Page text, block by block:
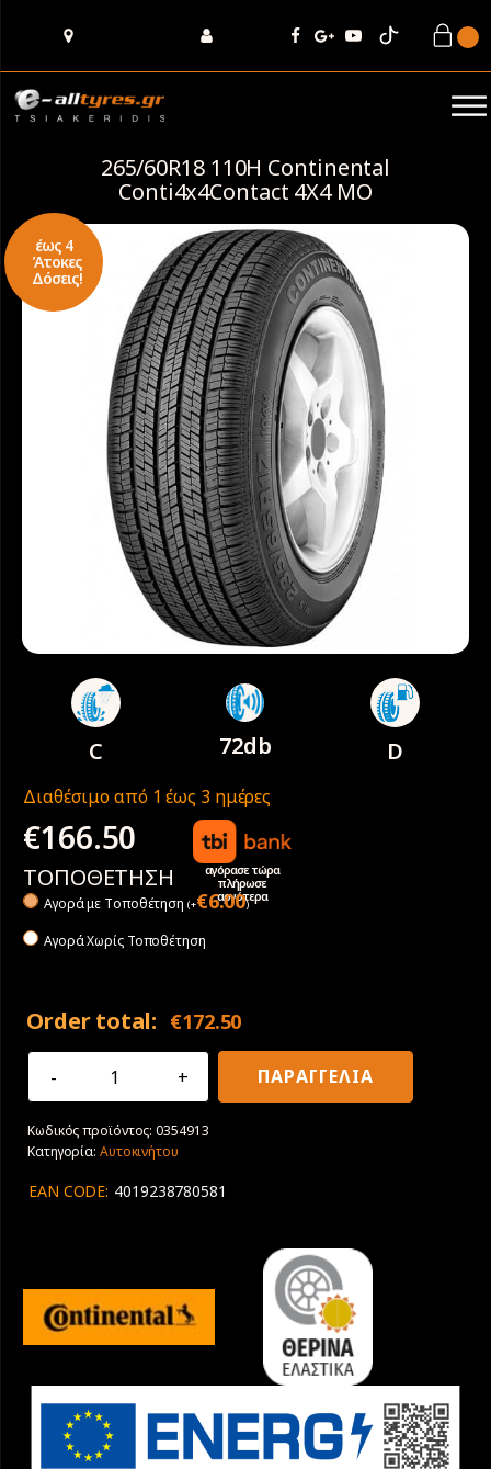
265/60R18 110H Continental
Conti4x4Contact 4X4 MO
έως 4
Άτοκες
Δόσεις!
C 72db D
Διαθέσιμο από 1 έως 3 ημέρες
€166.50
αγόρασε τώρα
πλήρωσε
αργότερα
ΤΟΠΟΘΕΤΗΣΗ
Αγορά με Tοποθέτηση (+€6.00)
Αγορά Χωρίς Τοποθέτηση
Order total: €172.50
265/60R18
Conti4x4Contact
4X4
ποσότητα
ΠΑΡΑΓΓΕΛΙΑ
Κωδικός προϊόντος:0354913
Κατηγορία: Αυτοκινήτου
EAN CODE: 4019238780581